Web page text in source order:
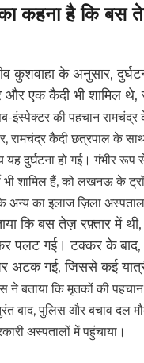
का कहना है कि बस
के अनुसार,
एक कैदी भी शामिल थे,
इंस्पेक्टर की पहचान
रामचंद्र कैदी छत्रपाल के
दुर्घटना हो गई।गंभीर रूप
भी शामिल हैं, को लखनऊ के
अन्य का इलाज ज़िला
कि बस तेज़ रफ़्तार में
पलट गई। टक्कर के
अटक गई, जिससे कई
ने बताया कि मृतकों की
बाद, पुलिस और बचाव दल
अस्पतालों में पहुंचाया।